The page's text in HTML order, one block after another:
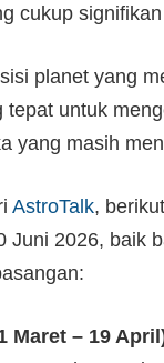
cukup
planet yang
tepat untuk
yang masih
AstroTalk,
Juni 2026, baik
Maret – 19